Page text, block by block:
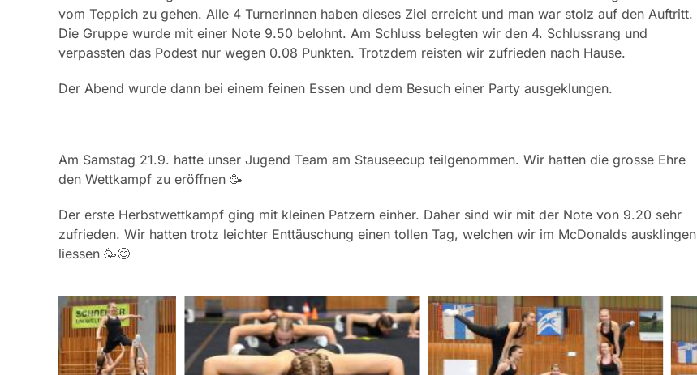
vom Teppich zu gehen. Alle 4 Turnerinnen haben dieses Ziel erreicht und man war stolz auf den Auftritt.
Die Gruppe wurde mit einer Note 9.50 belohnt. Am Schluss belegten wir den 4. Schlussrang und
verpassten das Podest nur wegen 0.08 Punkten. Trotzdem reisten wir zufrieden nach Hause.
Der Abend wurde dann bei einem feinen Essen und dem Besuch einer Party ausgeklungen.
Am Samstag 21.9. hatte unser Jugend Team am Stauseecup teilgenommen. Wir hatten die grosse Ehre
den Wettkampf zu eröffnen 🥳
Der erste Herbstwettkampf ging mit kleinen Patzern einher. Daher sind wir mit der Note von 9.20 sehr
zufrieden. Wir hatten trotz leichter Enttäuschung einen tollen Tag, welchen wir im McDonalds ausklingen
liessen 🥳😊